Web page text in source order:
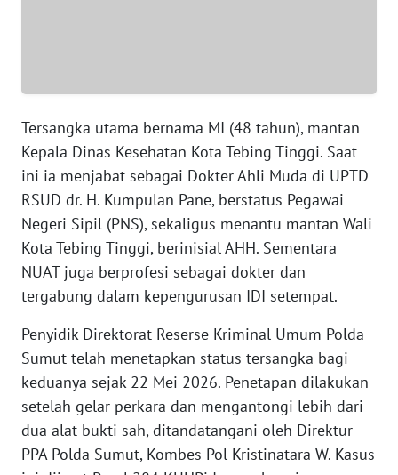
Tersangka utama bernama MI (48 tahun), mantan
Kepala Dinas Kesehatan Kota Tebing Tinggi. Saat
ini ia menjabat sebagai Dokter Ahli Muda di UPTD
RSUD dr. H. Kumpulan Pane, berstatus Pegawai
Negeri Sipil (PNS), sekaligus menantu mantan Wali
Kota Tebing Tinggi, berinisial AHH. Sementara
NUAT juga berprofesi sebagai dokter dan
tergabung dalam kepengurusan IDI setempat.
Penyidik Direktorat Reserse Kriminal Umum Polda
Sumut telah menetapkan status tersangka bagi
keduanya sejak 22 Mei 2026. Penetapan dilakukan
setelah gelar perkara dan mengantongi lebih dari
dua alat bukti sah, ditandatangani oleh Direktur
PPA Polda Sumut, Kombes Pol Kristinatara W. Kasus
PAPUA
WN
RIAU
WN
SERAMBI
WN
WN
SULTRA
WN
NTB